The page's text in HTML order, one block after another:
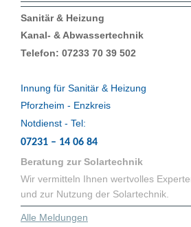
Sanitär & Heizung
Kanal- & Abwassertechnik
Telefon: 07233 70 39 502
Innung für Sanitär & Heizung
Pforzheim - Enzkreis
Notdienst - Tel:
07231 – 14 06 84
Beratung zur Solartechnik
Wir vermitteln Ihnen wertvolles
und zur Nutzung der Solartechnik.
Alle Meldungen